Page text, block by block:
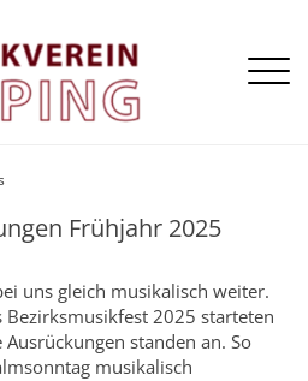
Frühjahr 2025
uns gleich musikalisch weiter.
2025 starteten
standen an. So
musikalisch